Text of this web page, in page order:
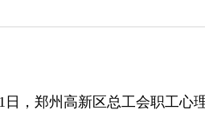
日，郑州高新区总工会职工心